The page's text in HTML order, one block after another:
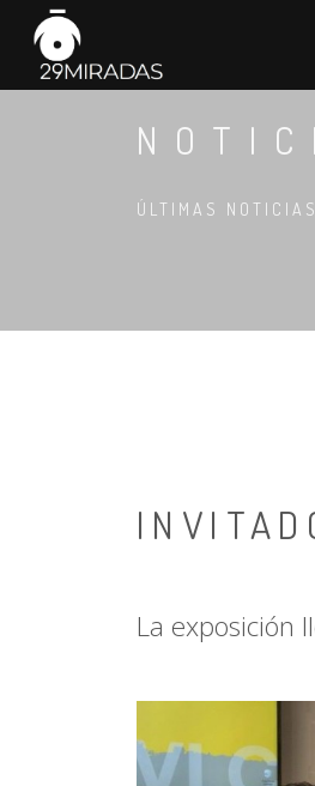
ÚLTIMAS
La exposición